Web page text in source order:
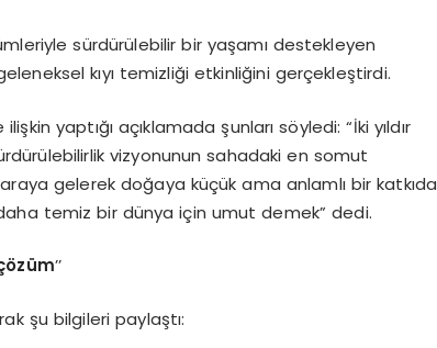
sürdürülebilir bir yaşamı destekleyen
kıyı temizliği etkinliğini gerçekleştirdi.
yaptığı açıklamada şunları söyledi: “İki yıldır
vizyonunun sahadaki en somut
gelerek doğaya küçük ama anlamlı bir katkıda
temiz bir dünya için umut demek” dedi.
’’
şu bilgileri paylaştı: